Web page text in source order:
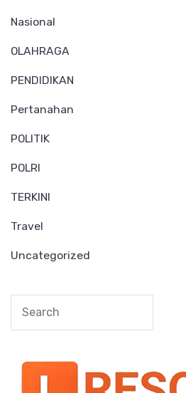
Nasional
OLAHRAGA
PENDIDIKAN
Pertanahan
POLITIK
POLRI
TERKINI
Travel
Uncategorized